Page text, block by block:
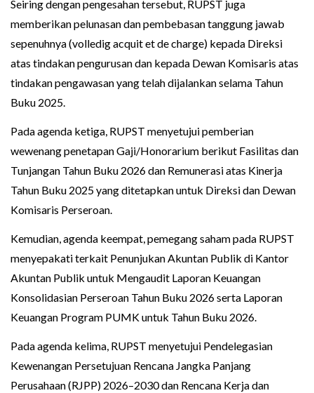
Seiring dengan pengesahan tersebut, RUPST juga
memberikan pelunasan dan pembebasan tanggung jawab
sepenuhnya (volledig acquit et de charge) kepada Direksi
atas tindakan pengurusan dan kepada Dewan Komisaris atas
tindakan pengawasan yang telah dijalankan selama Tahun
Buku 2025.
Pada agenda ketiga, RUPST menyetujui pemberian
wewenang penetapan Gaji/Honorarium berikut Fasilitas dan
Tunjangan Tahun Buku 2026 dan Remunerasi atas Kinerja
Tahun Buku 2025 yang ditetapkan untuk Direksi dan Dewan
Komisaris Perseroan.
Kemudian, agenda keempat, pemegang saham pada RUPST
menyepakati terkait Penunjukan Akuntan Publik di Kantor
Akuntan Publik untuk Mengaudit Laporan Keuangan
Konsolidasian Perseroan Tahun Buku 2026 serta Laporan
Keuangan Program PUMK untuk Tahun Buku 2026.
Pada agenda kelima, RUPST menyetujui Pendelegasian
Kewenangan Persetujuan Rencana Jangka Panjang
Perusahaan (RJPP) 2026–2030 dan Rencana Kerja dan